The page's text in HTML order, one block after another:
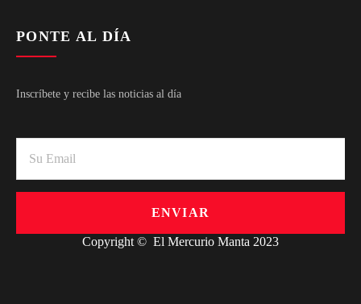
PONTE AL DÍA
Inscríbete y recibe las noticias al día
ENVIAR
Copyright © El Mercurio Manta 2023